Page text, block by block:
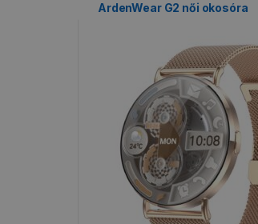
ArdenWear G2 női okosóra